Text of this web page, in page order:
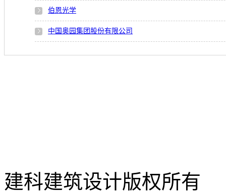
伯恩光学
中国奥园集团股份有限公司
建科建筑设计版权所有